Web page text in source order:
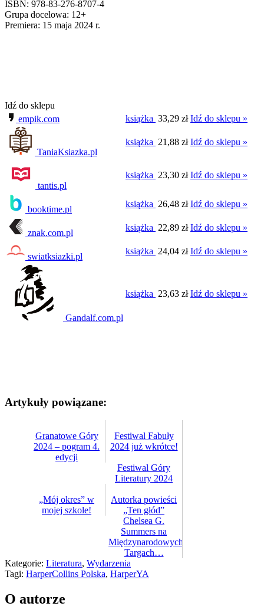
ISBN: 978-83-276-8707-4
Grupa docelowa: 12+
Premiera: 15 maja 2024 r.
Idź do sklepu
empik.com
książka 33,29 zł Idź do sklepu »
TaniaKsiazka.pl
książka 21,88 zł Idź do sklepu »
tantis.pl
książka 23,30 zł Idź do sklepu »
booktime.pl
książka 26,48 zł Idź do sklepu »
znak.com.pl
książka 22,89 zł Idź do sklepu »
swiatksiazki.pl
książka 24,04 zł Idź do sklepu »
Gandalf.com.pl
książka 23,63 zł Idź do sklepu »
Artykuły powiązane:
Granatowe Góry
2024 – pogram 4.
edycji
Festiwal Fabuły
2024 już wkrótce!
Festiwal Góry
Literatury 2024
„Mój okres” w
mojej szkole!
Autorka powieści
„Ten głód”
Chelsea G.
Summers na
Międzynarodowych
Targach…
Kategorie: Literatura, Wydarzenia
Tagi: HarperCollins Polska, HarperYA
O autorze